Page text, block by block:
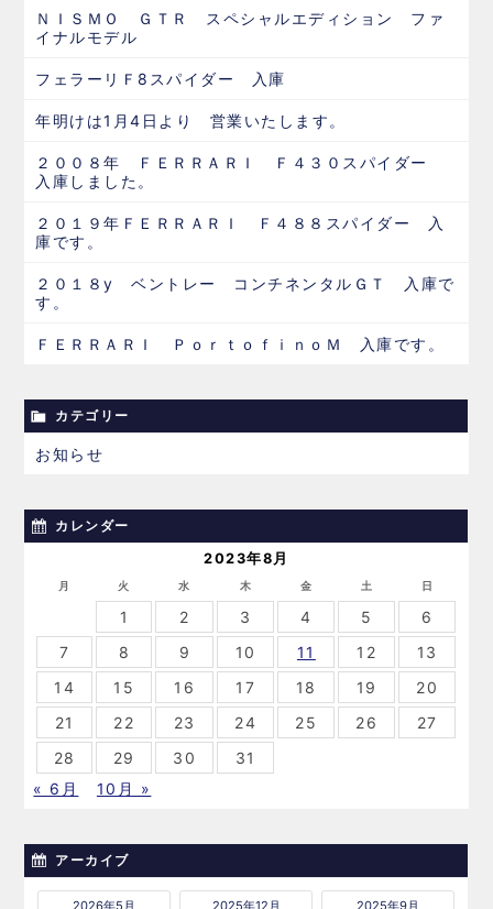
ＮＩＳＭＯ ＧＴＲ スペシャルエディション ファ
イナルモデル
フェラーリＦ8スパイダー 入庫
年明けは1月4日より 営業いたします。
２００８年 ＦＥＲＲＡＲＩ Ｆ４３０スパイダー
入庫しました。
２０１９年ＦＥＲＲＡＲＩ Ｆ４８８スパイダー 入
庫です。
２０１８y ベントレー コンチネンタルＧＴ 入庫で
す。
ＦＥＲＲＡＲＩ ＰｏｒｔｏｆｉｎｏＭ 入庫です。
カテゴリー
お知らせ
カレンダー
2023年8月
月 火 水 木 金 土 日
1 2 3 4 5
6
7
8 9 10 11 12
13
14
15 16 17 18 19
20
21
22 23 24 25 26
27
28
29 30
31
« 6月
10月 »
アーカイブ
2026年5月 2025年12月 2025年9月